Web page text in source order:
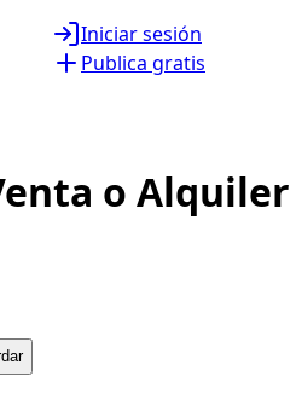
Iniciar sesión
Publica gratis
o Alquiler